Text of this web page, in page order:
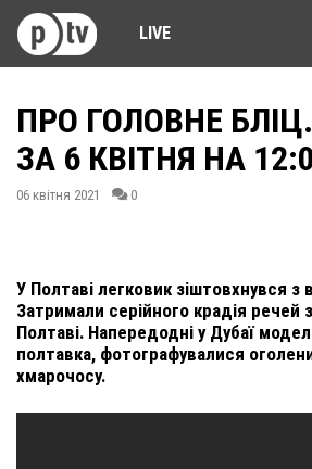
LIVE
ПРО ГОЛОВНЕ
ЗА 6 КВІТНЯ НА
06 квітня 2021 0
У Полтаві легковик зіштовхнувся
Затримали серійного крадія речей
Полтаві. Напередодні у Дубаї
полтавка, фотографувалися
хмарочосу.